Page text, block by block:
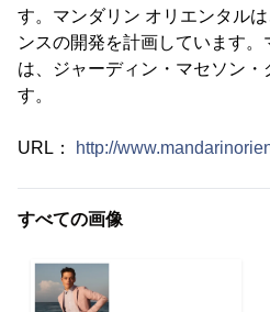
す。マンダリン オリエンタル
ンスの開発を計画しています
は、ジャーディン・マセソン・
す。
URL： http://
すべての画像